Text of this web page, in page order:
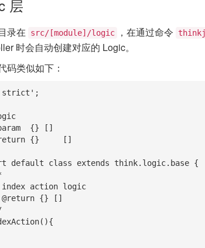
层
录在 src/[module]/logic ，在通过命令
时会自动创建对应的 Logic。
码类似如下：
strict';
default class extends think.logic.base {